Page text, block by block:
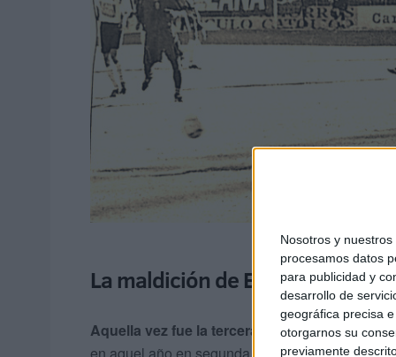
Nosotros y nuestros
procesamos datos
para publicidad y
desarrollo de
geográfica precisa
otorgarnos su
previamente
La maldición de El Plantío: tres
Aquella vez fue la tercera vez que se le ganó